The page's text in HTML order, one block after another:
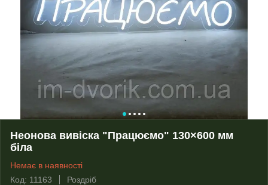
Неонова вивіска "Працюємо" 130×600 мм
біла
Немає в наявності
Код: 11163
Роздріб